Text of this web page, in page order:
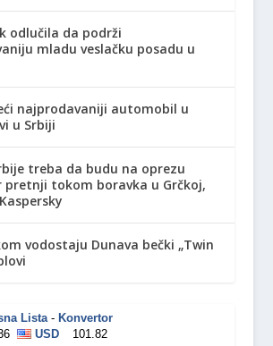
odlučila da podrži
mladu veslačku posadu u
najprodavaniji automobil u
u Srbiji
treba da budu na oprezu
pretnji tokom boravka u Grčkoj,
vodostaju Dunava bečki „Twin